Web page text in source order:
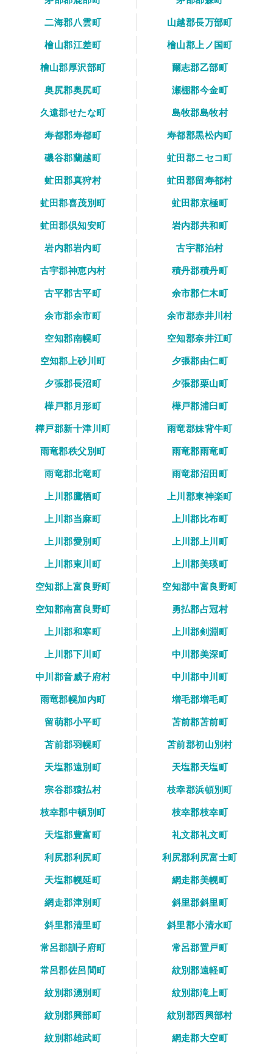
二海郡八雲町
山越郡長万部町
檜山郡江差町
檜山郡上ノ国町
檜山郡厚沢部町
爾志郡乙部町
奥尻郡奥尻町
瀬棚郡今金町
久遠郡せたな町
島牧郡島牧村
寿都郡寿都町
寿都郡黒松内町
磯谷郡蘭越町
虻田郡ニセコ町
虻田郡真狩村
虻田郡留寿都村
虻田郡喜茂別町
虻田郡京極町
虻田郡倶知安町
岩内郡共和町
岩内郡岩内町
古宇郡泊村
古宇郡神恵内村
積丹郡積丹町
古平郡古平町
余市郡仁木町
余市郡余市町
余市郡赤井川村
空知郡南幌町
空知郡奈井江町
空知郡上砂川町
夕張郡由仁町
夕張郡長沼町
夕張郡栗山町
樺戸郡月形町
樺戸郡浦臼町
樺戸郡新十津川町
雨竜郡妹背牛町
雨竜郡秩父別町
雨竜郡雨竜町
雨竜郡北竜町
雨竜郡沼田町
上川郡鷹栖町
上川郡東神楽町
上川郡当麻町
上川郡比布町
上川郡愛別町
上川郡上川町
上川郡東川町
上川郡美瑛町
空知郡上富良野町
空知郡中富良野町
空知郡南富良野町
勇払郡占冠村
上川郡和寒町
上川郡剣淵町
上川郡下川町
中川郡美深町
中川郡音威子府村
中川郡中川町
雨竜郡幌加内町
増毛郡増毛町
留萌郡小平町
苫前郡苫前町
苫前郡羽幌町
苫前郡初山別村
天塩郡遠別町
天塩郡天塩町
宗谷郡猿払村
枝幸郡浜頓別町
枝幸郡中頓別町
枝幸郡枝幸町
天塩郡豊富町
礼文郡礼文町
利尻郡利尻町
利尻郡利尻富士町
天塩郡幌延町
網走郡美幌町
網走郡津別町
斜里郡斜里町
斜里郡清里町
斜里郡小清水町
常呂郡訓子府町
常呂郡置戸町
常呂郡佐呂間町
紋別郡遠軽町
紋別郡湧別町
紋別郡滝上町
紋別郡興部町
紋別郡西興部村
紋別郡雄武町
網走郡大空町